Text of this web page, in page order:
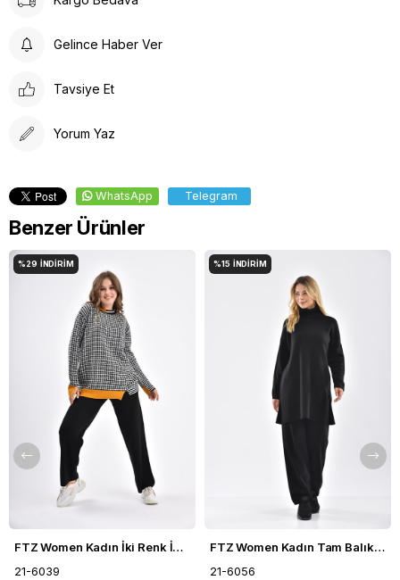
Düşük Isıda Ütüleme Yapınız
Gelince Haber Ver
Tavsiye Et
Yorum Yaz
WhatsApp Telegram
Benzer Ürünler
FTZ Women Kadın İki Renk İkili Takım Siyah 21-6039
21-6039
%29 İNDIRIM
FTZ Women Kadın Tam Balıkçı İkili Takım Siyah 21-6056
21-6056
%15 İNDIRIM